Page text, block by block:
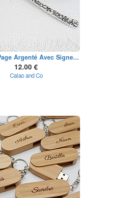
Argenté Avec Signe...
12.00 €
Calao and Co